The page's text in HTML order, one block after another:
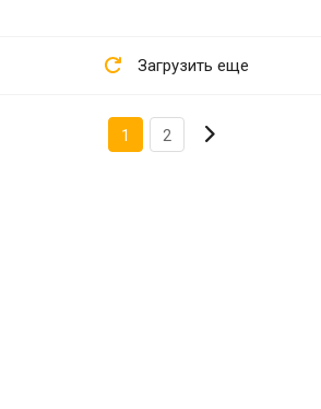
Загрузить еще
1 2